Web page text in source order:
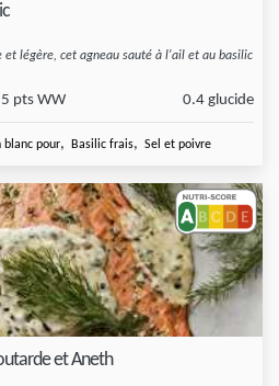
et légère, cet agneau sauté à l'ail et au basilic
5 pts WW 0.4 glucide
blanc pour, Basilic frais, Sel et poivre
et Aneth